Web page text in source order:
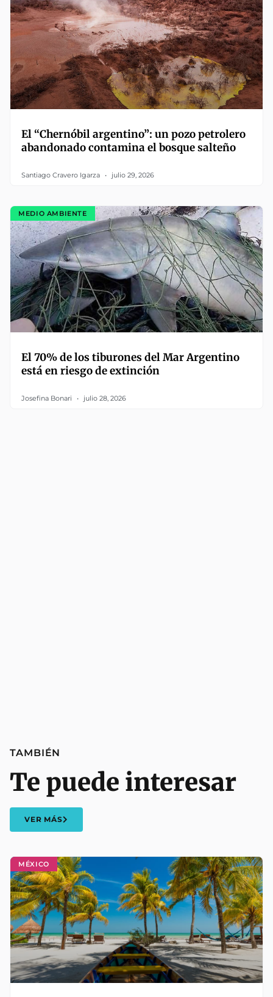
El “Chernóbil argentino”: un pozo petrolero
abandonado contamina el bosque salteño
Santiago Cravero Igarza julio 29, 2026
MEDIO AMBIENTE
El 70% de los tiburones del Mar Argentino
está en riesgo de extinción
Josefina Bonari julio 28, 2026
MÉXICO
TAMBIÉN
Te puede interesar
VER MÁS